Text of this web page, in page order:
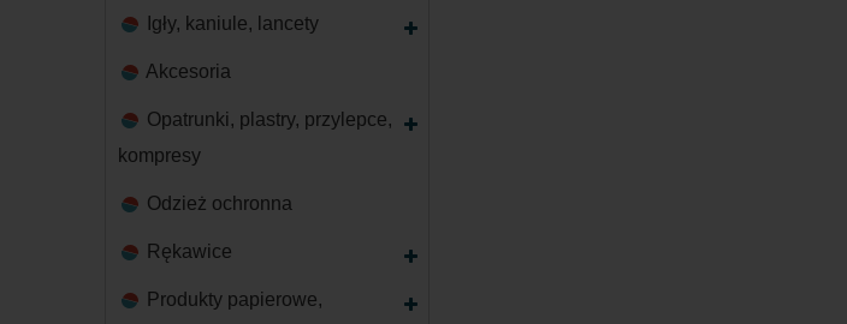
Igły, kaniule, lancety
Akcesoria
Opatrunki, plastry, przylepce,
kompresy
Odzież ochronna
Rękawice
Produkty papierowe,